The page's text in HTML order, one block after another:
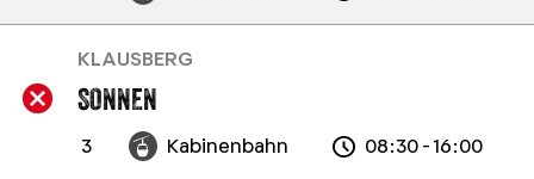
SONNEN
3 Kabinenbahn 08:30 - 16:00
KLAUSBERG